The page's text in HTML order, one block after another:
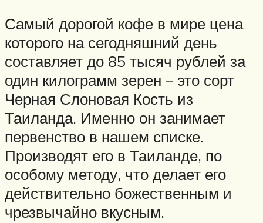
Самый дорогой кофе в мире цена
которого на сегодняшний день
составляет до 85 тысяч рублей за
один килограмм зерен – это сорт
Черная Слоновая Кость из
Таиланда. Именно он занимает
первенство в нашем списке.
Производят его в Таиланде, по
особому методу, что делает его
действительно божественным и
чрезвычайно вкусным.